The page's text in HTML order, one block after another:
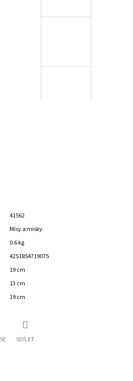
41562
Mísy a misky
0.6 kg
4251854719075
19 cm
13 cm
19 cm
SDÍLET